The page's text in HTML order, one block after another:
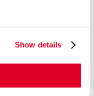
Show details
in de
vergeleken met de
van het enzym
inactivatie van cortisol.